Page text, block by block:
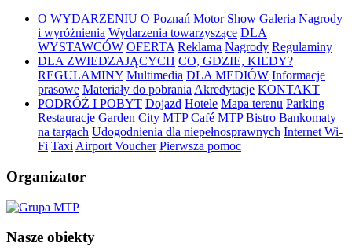
O WYDARZENIU O Poznań Motor Show Galeria Nagrody
i wyróżnienia Wydarzenia towarzyszące DLA
WYSTAWCÓW OFERTA Reklama Nagrody Regulaminy
DLA ZWIEDZAJĄCYCH CO, GDZIE, KIEDY?
REGULAMINY Multimedia DLA MEDIÓW Informacje
prasowe Materiały do pobrania Akredytacje KONTAKT
PODRÓŻ I POBYT Dojazd Hotele Mapa terenu Parking
Restauracje Garden City MTP Café MTP Bistro Bankomaty
na targach Udogodnienia dla niepełnosprawnych Internet Wi-
Fi Taxi Airport Voucher Pierwsza pomoc
Organizator
Nasze obiekty